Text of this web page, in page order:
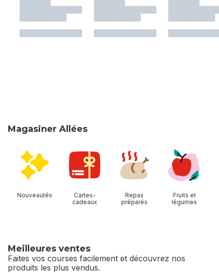
Magasiner Allées
Nouveautés
Cartes-
cadeaux
Repas
préparés
Fruits et
légumes
Meilleures ventes
Faites vos courses facilement et découvrez nos
produits les plus vendus.